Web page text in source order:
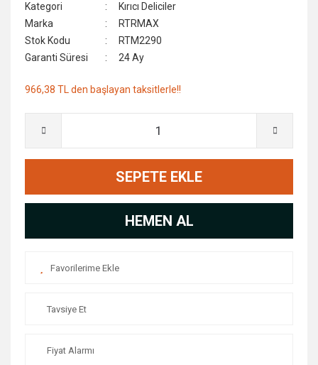
Kategori
Kırıcı Deliciler
Marka
RTRMAX
Stok Kodu
RTM2290
Garanti Süresi
24 Ay
966,38 TL den başlayan taksitlerle!!
SEPETE EKLE
HEMEN AL
Tavsiye Et
Fiyat Alarmı